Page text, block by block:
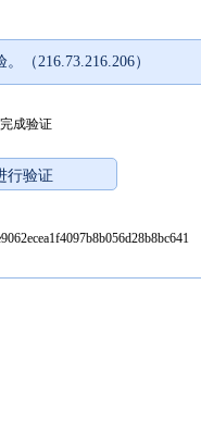
（216.73.216.206）
成验证